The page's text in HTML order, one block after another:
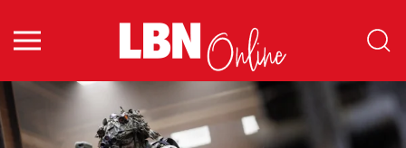
Zum Hauptinhalt springen